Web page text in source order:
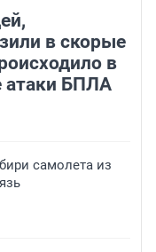
в скорые
в
атаки БПЛА
самолета из